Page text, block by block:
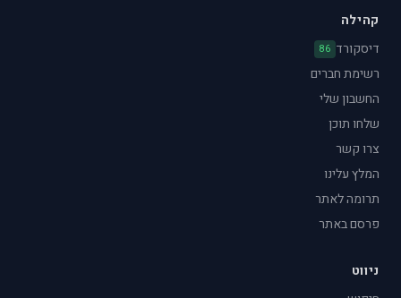
קהילה
דיסקורד 86
רשימת חברים
החשבון שלי
שלחו תוכן
צרו קשר
המלץ עלינו
תרומה לאתר
פרסם באתר
ניווט